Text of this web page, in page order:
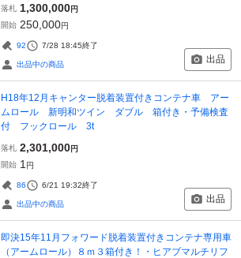
落札 1,300,000円
開始 250,000円
92 7/28 18:45終了
出品中の商品 出品
H18年12月キャンター脱着装置付きコンテナ車 アー
ムロール 新明和ツイン ダブル 箱付き・予備検査
付 フックロール 3t
落札 2,301,000円
開始 1 円
86 6/21 19:32終了
出品中の商品 出品
即決15年11月フォワード脱着装置付きコンテナ専用車
（アームロール）８ｍ３箱付き！・ヒアブマルチリフ